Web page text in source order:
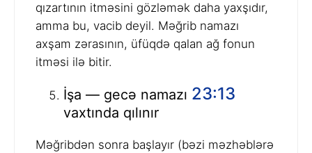
qızartının itməsini gözləmək daha yaxşıdır,
amma bu, vacib deyil. Məğrib namazı
axşam zərasının, üfüqdə qalan ağ fonun
itməsi ilə bitir.
İşa — gecə namazı 23:13
vaxtında qılınır
Məğribdən sonra başlayır (bəzi məzhəblərə